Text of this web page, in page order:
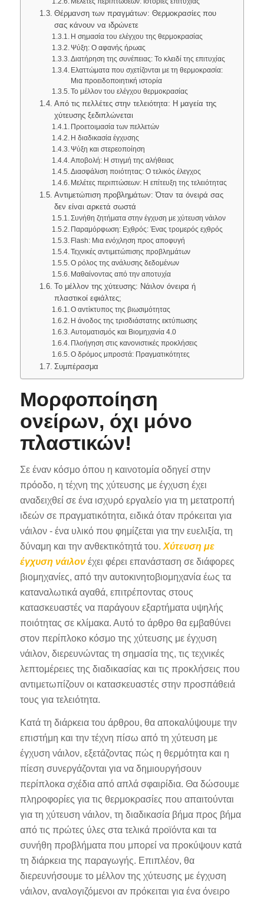
Θέρμανση των πραγμάτων: Θερμοκρασίες που
σας κάνουν να ιδρώνετε
Η σημασία του ελέγχου της θερμοκρασίας
Ψύξη: Ο αφανής ήρωας
Διατήρηση της συνέπειας: Το κλειδί της επιτυχίας
Ελαττώματα που σχετίζονται με τη θερμοκρασία:
Μια προειδοποιητική ιστορία
Το μέλλον του ελέγχου θερμοκρασίας
Από τις πελλέτες στην τελειότητα: Η μαγεία της
χύτευσης ξεδιπλώνεται
Προετοιμασία των πελλετών
Η διαδικασία έγχυσης
Ψύξη και στερεοποίηση
Αποβολή: Η στιγμή της αλήθειας
Διασφάλιση ποιότητας: Ο τελικός έλεγχος
Μελέτες περιπτώσεων: Η επίτευξη της τελειότητας
Αντιμετώπιση προβλημάτων: Όταν τα όνειρά σας
δεν είναι αρκετά σωστά
Συνήθη ζητήματα στην έγχυση με χύτευση νάιλον
Παραμόρφωση: Εχθρός: Ένας τρομερός εχθρός
Flash: Μια ενόχληση προς αποφυγή
Τεχνικές αντιμετώπισης προβλημάτων
Ο ρόλος της ανάλυσης δεδομένων
Μαθαίνοντας από την αποτυχία
Το μέλλον της χύτευσης: Νάιλον όνειρα ή
πλαστικοί εφιάλτες;
Ο αντίκτυπος της βιωσιμότητας
Η άνοδος της τρισδιάστατης εκτύπωσης
Αυτοματισμός και Βιομηχανία 4.0
Πλοήγηση στις κανονιστικές προκλήσεις
Ο δρόμος μπροστά: Πραγματικότητες
Συμπέρασμα
Μορφοποίηση
ονείρων, όχι μόνο
πλαστικών!
Σε έναν κόσμο όπου η καινοτομία οδηγεί στην
πρόοδο, η τέχνη της χύτευσης με έγχυση έχει
αναδειχθεί σε ένα ισχυρό εργαλείο για τη μετατροπή
ιδεών σε πραγματικότητα, ειδικά όταν πρόκειται για
νάιλον - ένα υλικό που φημίζεται για την ευελιξία, τη
δύναμη και την ανθεκτικότητά του. Χύτευση με
έγχυση νάιλονέχει φέρει επανάσταση σε διάφορες
βιομηχανίες, από την αυτοκινητοβιομηχανία έως τα
καταναλωτικά αγαθά, επιτρέποντας στους
κατασκευαστές να παράγουν εξαρτήματα υψηλής
ποιότητας σε κλίμακα. Αυτό το άρθρο θα εμβαθύνει
στον περίπλοκο κόσμο της χύτευσης με έγχυση
νάιλον, διερευνώντας τη σημασία της, τις τεχνικές
λεπτομέρειες της διαδικασίας και τις προκλήσεις που
αντιμετωπίζουν οι κατασκευαστές στην προσπάθειά
τους για τελειότητα.
Κατά τη διάρκεια του άρθρου, θα αποκαλύψουμε την
επιστήμη και την τέχνη πίσω από τη χύτευση με
έγχυση νάιλον, εξετάζοντας πώς η θερμότητα και η
πίεση συνεργάζονται για να δημιουργήσουν
περίπλοκα σχέδια από απλά σφαιρίδια. Θα δώσουμε
πληροφορίες για τις θερμοκρασίες που απαιτούνται
για τη χύτευση νάιλον, τη διαδικασία βήμα προς βήμα
από τις πρώτες ύλες στα τελικά προϊόντα και τα
συνήθη προβλήματα που μπορεί να προκύψουν κατά
τη διάρκεια της παραγωγής. Επιπλέον, θα
διερευνήσουμε το μέλλον της χύτευσης με έγχυση
νάιλον, αναλογιζόμενοι αν πρόκειται για ένα όνειρο